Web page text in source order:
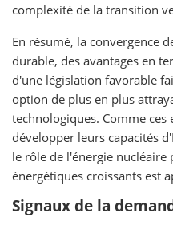
complexité de la transition
En résumé, la convergence
durable, des avantages en
d'une législation favorable
option de plus en plus
technologiques. Comme
développer leurs capacités
le rôle de l'énergie
énergétiques croissants est
Signaux de la